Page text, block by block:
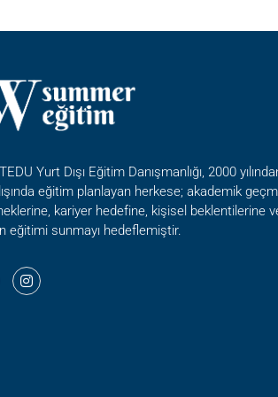
Yurt Dışı Eğitim Danışmanlığı, 2000
eğitim planlayan herkese; akademik
kariyer hedefine, kişisel beklentilerine
eğitimi sunmayı hedeflemiştir.